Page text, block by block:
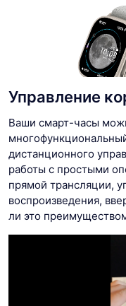
Управление
Ваши смарт-часы
дистанционного
работы с простыми
прямой трансляции,
воспроизведения,
ли это